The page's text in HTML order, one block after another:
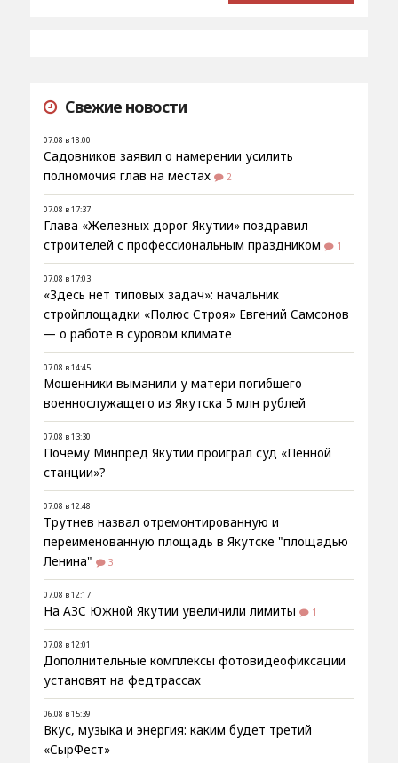
Свежие новости
07.08 в 18:00
Садовников заявил о намерении усилить
полномочия глав на местах
2
07.08 в 17:37
Глава «Железных дорог Якутии» поздравил
строителей с профессиональным праздником
1
07.08 в 17:03
«Здесь нет типовых задач»: начальник
стройплощадки «Полюс Строя» Евгений Самсонов
— о работе в суровом климате
07.08 в 14:45
Мошенники выманили у матери погибшего
военнослужащего из Якутска 5 млн рублей
07.08 в 13:30
Почему Минпред Якутии проиграл суд «Пенной
станции»?
07.08 в 12:48
Трутнев назвал отремонтированную и
переименованную площадь в Якутске "площадью
Ленина"
3
07.08 в 12:17
На АЗС Южной Якутии увеличили лимиты 1
07.08 в 12:01
Дополнительные комплексы фотовидеофиксации
установят на федтрассах
06.08 в 15:39
Вкус, музыка и энергия: каким будет третий
«СырФест»